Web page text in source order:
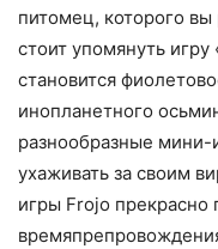
питомец, которого
стоит упомянуть
становится
инопланетного
разнообразные мини-
ухаживать за своим
игры Frojo прекрасно